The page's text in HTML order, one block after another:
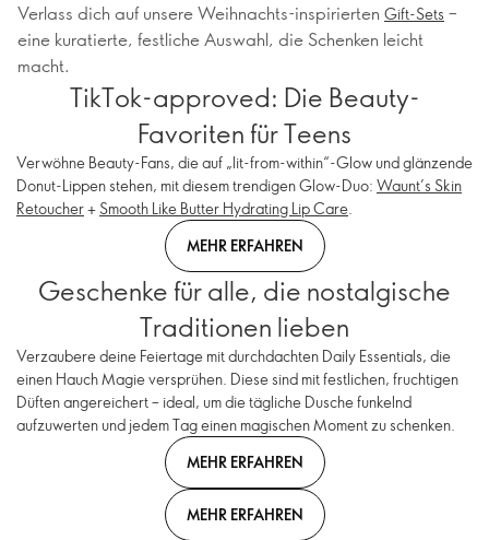
Verlass dich auf unsere Weihnachts-inspirierten Gift-Sets –
eine kuratierte, festliche Auswahl, die Schenken leicht
macht.
TikTok-approved: Die Beauty-
Favoriten für Teens
Verwöhne Beauty-Fans, die auf „lit-from-within“-Glow und glänzende
Donut-Lippen stehen, mit diesem trendigen Glow-Duo: Waunt’s Skin
Retoucher+Smooth Like Butter Hydrating Lip Care.
MEHR ERFAHREN
Geschenke für alle, die nostalgische
Traditionen lieben
Verzaubere deine Feiertage mit durchdachten Daily Essentials, die
einen Hauch Magie versprühen. Diese sind mit festlichen, fruchtigen
Düften angereichert – ideal, um die tägliche Dusche funkelnd
aufzuwerten und jedem Tag einen magischen Moment zu schenken.
MEHR ERFAHREN
MEHR ERFAHREN